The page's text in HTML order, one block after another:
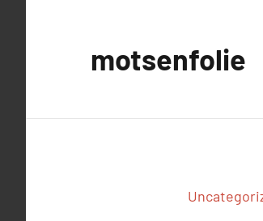
motsenfolie